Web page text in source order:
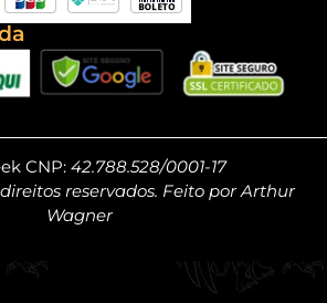
CNP: 42.788.528/0001-17
reservados. Feito por Arthur
Wagner